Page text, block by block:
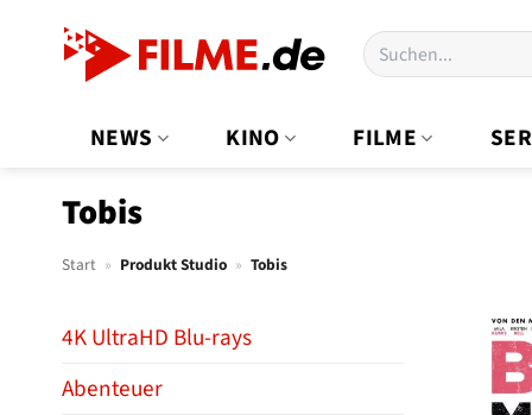
Suchen
nach:
NEWS KINO FILME
Tobis
Start » Produkt Studio » Tobis
4K UltraHD Blu-rays
Abenteuer